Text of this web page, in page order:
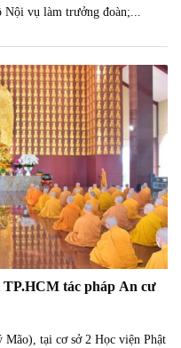
vụ làm trưởng đoàn;...
TP.HCM tác pháp An cư
Mão), tại cơ sở 2 Học viện Phật